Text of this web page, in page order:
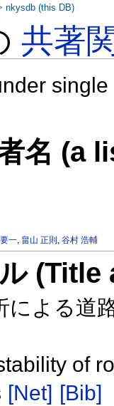
共著
名 (a
一, 畠山 正則 ,谷村 浩輔
による道
of
[Net] [Bib]
nkysdb (this DB)